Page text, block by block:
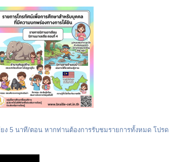
ง 5 นาที/ตอน หากท่านต้องการรับชมรายการทั้งหมด โปรด